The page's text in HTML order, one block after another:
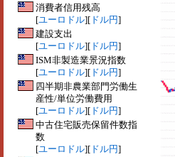
消費者信用残高
[ユーロドル][ ドル円]
建設支出
[ユーロドル][ ドル円]
ISM非製造業景況指数
[ユーロドル][ ドル円]
四半期非農業部門労働生
産性/単位労働費用
[ユーロドル][ ドル円]
中古住宅販売保留件数指
数
[ユーロドル][ ドル円]